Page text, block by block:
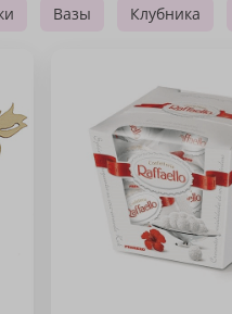
Вазы Клубника